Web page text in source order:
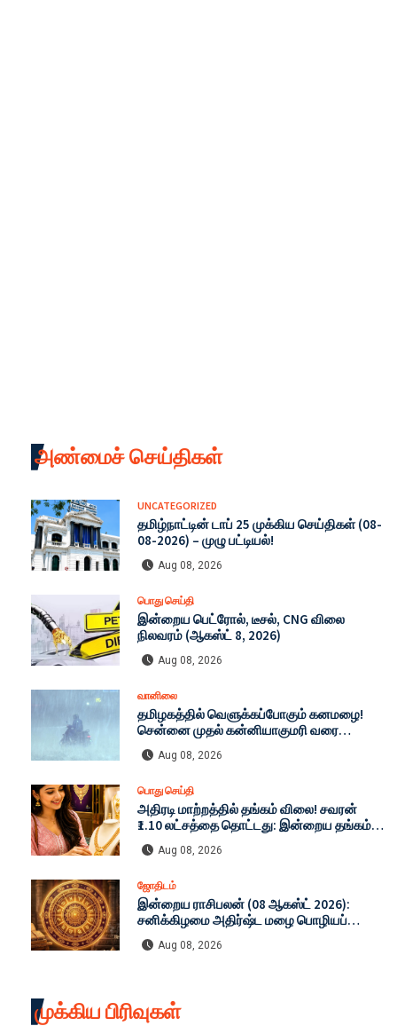
அண்மைச் செய்திகள்
UNCATEGORIZED
தமிழ்நாட்டின் டாப் 25 முக்கிய செய்திகள் (08-
08-2026) – முழு பட்டியல்!
Aug 08, 2026
பொது செய்தி
இன்றைய பெட்ரோல், டீசல், CNG விலை
நிலவரம் (ஆகஸ்ட் 8, 2026)
Aug 08, 2026
வானிலை
தமிழகத்தில் வெளுக்கப்போகும் கனமழை!
சென்னை முதல் கன்னியாகுமரி வரை
எச்சரிக்கை: இன்றைய முழு வானிலை
நிலவரம் (08-08-2026)
Aug 08, 2026
பொது செய்தி
அதிரடி மாற்றத்தில் தங்கம் விலை! சவரன்
₹1.10 லட்சத்தை தொட்டது: இன்றைய தங்கம்
மற்றும் வெள்ளி விலை முழு விபரம் (08-08-
2026)Aug 08, 2026
ஜோதிடம்
இன்றைய ராசிபலன் (08 ஆகஸ்ட் 2026):
சனிக்கிழமை அதிர்ஷ்ட மழை பொழியப்
போகும் ராசிகள் எவை? முழு விவரம்!
Aug 08, 2026
முக்கிய பிரிவுகள்